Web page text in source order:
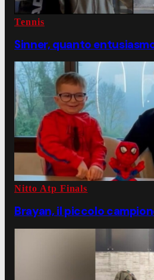
Tennis
Sinner, quanto
Nitto Atp Finals
Brayan, il piccolo